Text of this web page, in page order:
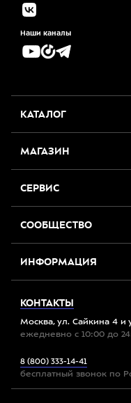
Наши каналы
КАТАЛОГ
МАГАЗИН
СЕРВИС
СООБЩЕСТВО
ИНФОРМАЦИЯ
КОНТАКТЫ
Москва, ул. Сайкина 4 и
ежедневно с 10:00 до
8 (800) 333-14-41
бесплатный звонок по